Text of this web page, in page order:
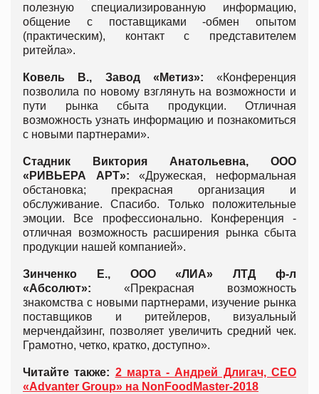
полезную специализированную информацию,
общение с поставщиками -обмен опытом
(практическим), контакт с представителем
ритейла».
Ковель В., Завод «Метиз»: «Конференция
позволила по новому взглянуть на возможности и
пути рынка сбыта продукции. Отличная
возможность узнать информацию и познакомиться
с новыми партнерами».
Стадник Виктория Анатольевна, ООО
«РИВЬЕРА АРТ»: «Дружеская, неформальная
обстановка; прекрасная организация и
обслуживание. Спасибо. Только положительные
эмоции. Все профессионально. Конференция -
отличная возможность расширения рынка сбыта
продукции нашей компанией».
Зинченко E., ООО «ЛИА» ЛТД ф-л
«Абсолют»: «Прекрасная возможность
знакомства с новыми партнерами, изучение рынка
поставщиков и ритейлеров, визуальный
мерчендайзинг, позволяет увеличить средний чек.
Грамотно, четко, кратко, доступно».
Читайте также: 2 марта - Андрей Длигач, CEO
«Advanter Group» на NonFoodMaster-2018